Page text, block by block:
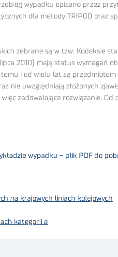
wypadku opisano przez
dla metody TRIPOD oraz
zebrane są w tzw. Kodeksie
2010) mają status wymagań
i od wielu lat są przedmiotem
nie uwzględniają złożonych
zadowalające rozwiązanie. Od
wypadku – plik PDF do
na krajowych liniach kolejowych
kategorii a